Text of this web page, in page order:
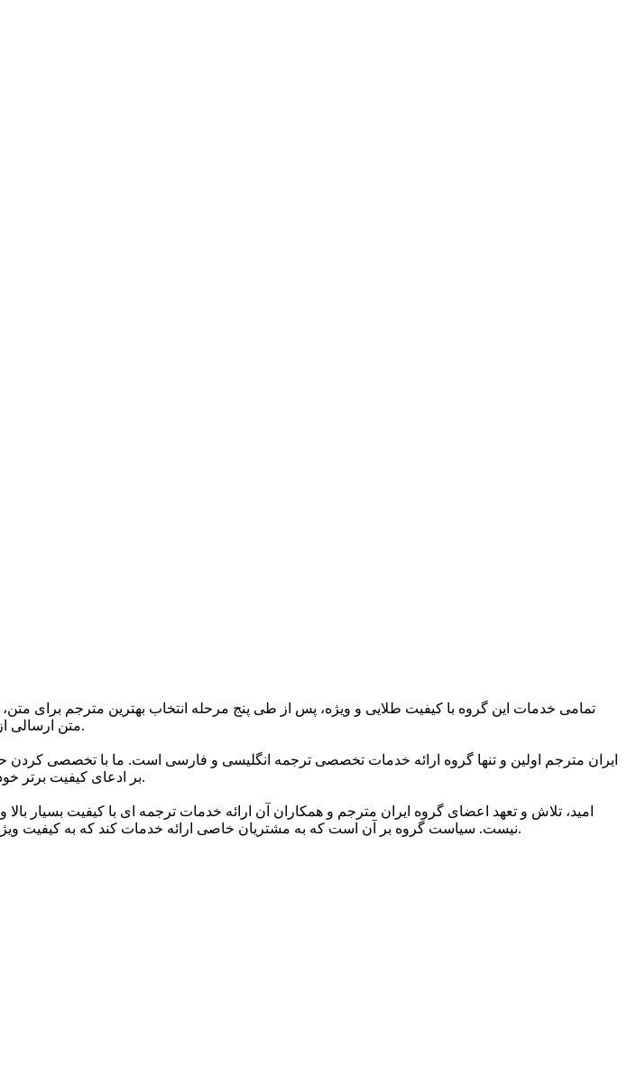
تمامی خدمات این گروه با کیفیت طلایی و ویژه، پس از طی پنج مرحله انتخاب بهترین مترجم برای
متن ارسالی از مراحل مذکور، تمامی خدمات ترجمه گروه تا 24 ساعت پس از اتمام ترجمه دارای گارانتی می باشند.
ایران مترجم اولین و تنها گروه ارائه خدمات تخصصی ترجمه انگلیسی و فارسی است. ما با تخصصی کردن
بر ادعای کیفیت برتر خود هستیم. ترجمه متن، ترجمه متن انگلیسی به فارسی و انواع متون مختلف اصلی ترین خدمات ماست.
امید، تلاش و تعهد اعضای گروه ایران مترجم و همکاران آن ارائه خدمات ترجمه ای با کیفیت بسیار
نیست. سیاست گروه بر آن است که به مشتریان خاصی ارائه خدمات کند که به کیفیت ویژه ترجمه و شیوایی زبانی آن اهمیت می دهند و دریافت خدمات ترجمه برتر را حق مسلم خود می دانند.